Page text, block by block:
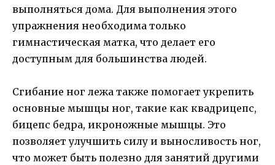
выполняться дома. Для выполнения этого
упражнения необходима только
гимнастическая матка, что делает его
доступным для большинства людей.
Сгибание ног лежа также помогает укрепить
основные мышцы ног, такие как квадрицепс,
бицепс бедра, икроножные мышцы. Это
позволяет улучшить силу и выносливость ног,
что может быть полезно для занятий другими